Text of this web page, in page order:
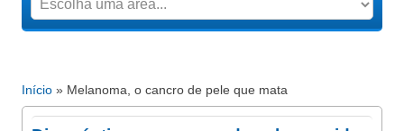
Está aqui
Início » Melanoma, o cancro de pele que mata